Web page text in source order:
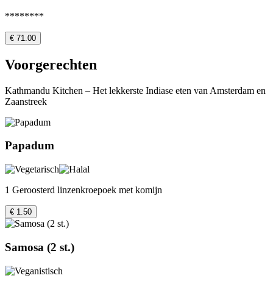
********
€ 71.00
Voorgerechten
Kathmandu Kitchen – Het lekkerste Indiase eten van Amsterdam en
Zaanstreek
Papadum
1 Geroosterd linzenkroepoek met komijn
€ 1.50
Samosa (2 st.)